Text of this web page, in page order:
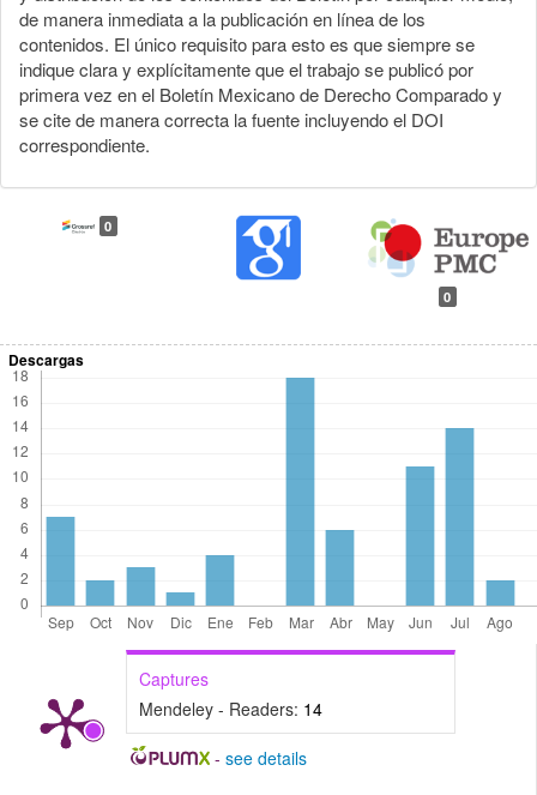
de manera inmediata a la publicación en línea de los
contenidos. El único requisito para esto es que siempre se
indique clara y explícitamente que el trabajo se publicó por
primera vez en el Boletín Mexicano de Derecho Comparado y
se cite de manera correcta la fuente incluyendo el DOI
correspondiente.
0
0
Descargas
Captures
Mendeley - Readers: 14
- see details